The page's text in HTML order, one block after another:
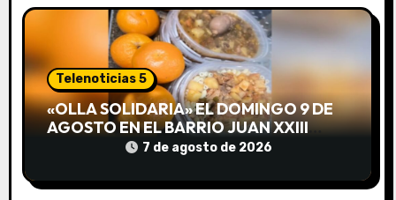
ó
n
d
e
Telenoticias 5
«OLLA SOLIDARIA» EL DOMINGO 9 DE
AGOSTO EN EL BARRIO JUAN XXIII
DESDE LAS 13 HS7 de agosto de 2026